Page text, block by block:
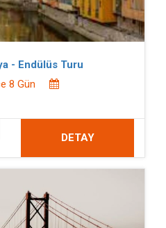
- Endülüs Turu
8 Gün
DETAY